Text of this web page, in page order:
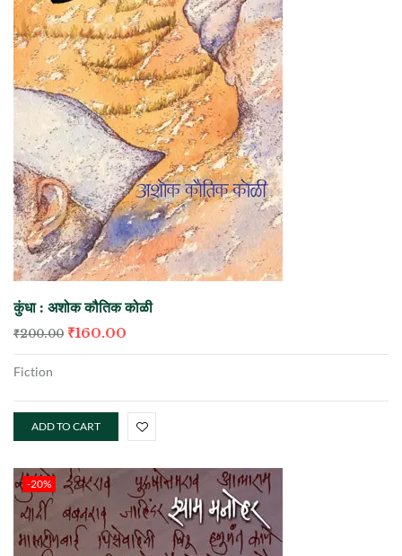
कुंधा : अशोक कौतिक कोळी
₹200.00 ₹160.00
Fiction
ADD TO CART
-20%